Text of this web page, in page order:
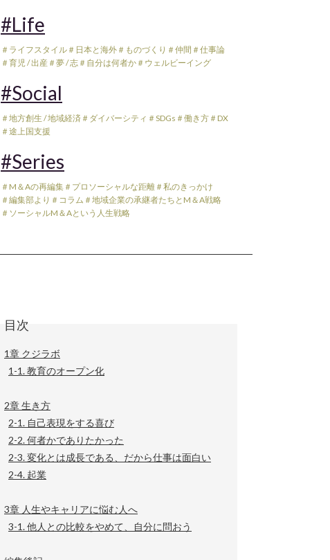
#Life
＃ライフスタイル ＃日本と海外 ＃ものづくり ＃仲間 ＃仕事論
＃育児 / 出産 ＃夢 / 志 ＃自分は何者か ＃ウェルビーイング
#Social
＃地方創生 / 地域経済 ＃ダイバーシティ ＃SDGs ＃働き方 ＃DX
＃途上国支援
#Series
＃M＆Aの再編集 ＃プロソーシャルな距離 ＃私のきっかけ
＃編集部より ＃コラム ＃地域企業の承継者たちとM＆A戦略
＃ソーシャルM＆Aという人生戦略
目次
1章 クジラボ
1-1. 教育のオープン化
2章 生き方
2-1. 自己表現をする喜び
2-2. 何者かでありたかった
2-3. 変化とは成長である、だから仕事は面白い
2-4. 起業
3章 人生やキャリアに悩む人へ
3-1. 他人との比較をやめて、自分に問おう